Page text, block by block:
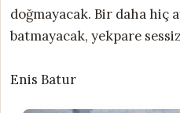
doğmayacak. Bir daha hiç
batmayacak, yekpare
Enis Batur